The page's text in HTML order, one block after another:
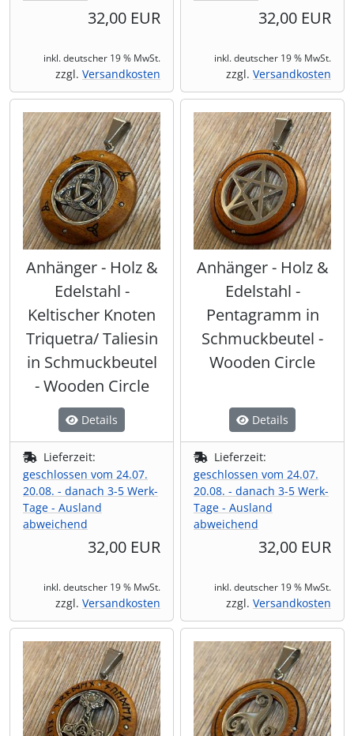
32,00 EUR
inkl. deutscher 19 % MwSt.
zzgl. Versandkosten
32,00 EUR
inkl. deutscher 19 % MwSt.
zzgl. Versandkosten
Anhänger - Holz &
Edelstahl -
Keltischer Knoten
Triquetra/ Taliesin
in Schmuckbeutel
- Wooden Circle
Details
Lieferzeit:
geschlossen vom 24.07.
20.08. - danach 3-5 Werk-
Tage - Ausland
abweichend
32,00 EUR
inkl. deutscher 19 % MwSt.
zzgl. Versandkosten
Anhänger - Holz &
Edelstahl -
Pentagramm in
Schmuckbeutel -
Wooden Circle
Details
Lieferzeit:
geschlossen vom 24.07.
20.08. - danach 3-5 Werk-
Tage - Ausland
abweichend
32,00 EUR
inkl. deutscher 19 % MwSt.
zzgl. Versandkosten